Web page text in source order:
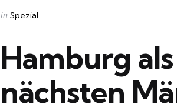
Categories
Posted
in Spezial
Hamburg
nächsten